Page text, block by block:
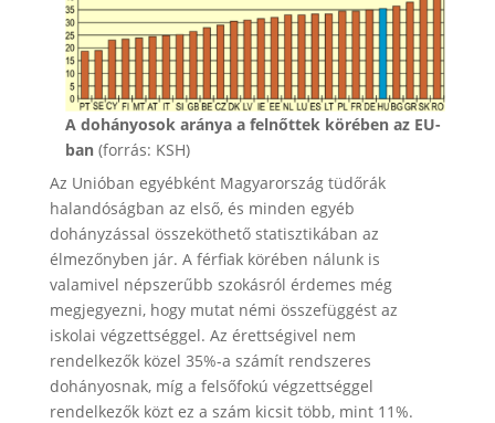
A dohányosok aránya a felnőttek körében az EU-
ban (forrás: KSH)
Az Unióban egyébként Magyarország tüdőrák
halandóságban az első, és minden egyéb
dohányzással összeköthető statisztikában az
élmezőnyben jár. A férfiak körében nálunk is
valamivel népszerűbb szokásról érdemes még
megjegyezni, hogy mutat némi összefüggést az
iskolai végzettséggel. Az érettségivel nem
rendelkezők közel 35%-a számít rendszeres
dohányosnak, míg a felsőfokú végzettséggel
rendelkezők közt ez a szám kicsit több, mint 11%.